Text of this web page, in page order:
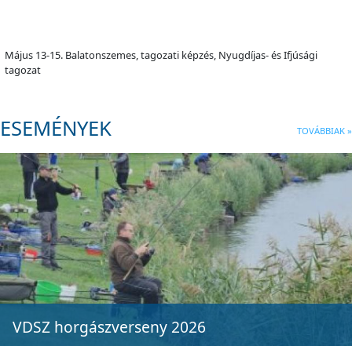
Május 13-15. Balatonszemes, tagozati képzés, Nyugdíjas- és Ifjúsági
tagozat
ESEMÉNYEK TOVÁBBIAK »
VDSZ horgászverseny 2026